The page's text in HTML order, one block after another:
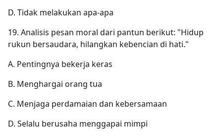
D. Tidak melakukan apa-apa
19. Analisis pesan moral dari pantun berikut: "Hidup
rukun bersaudara, hilangkan kebencian di hati."
A. Pentingnya bekerja keras
B. Menghargai orang tua
C. Menjaga perdamaian dan kebersamaan
D. Selalu berusaha menggapai mimpi